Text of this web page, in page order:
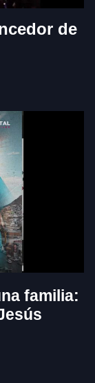
de
familia: